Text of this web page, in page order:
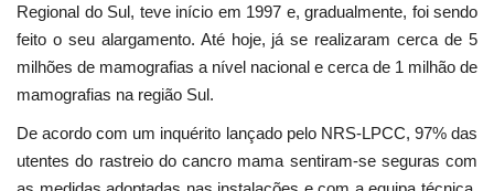
Regional do Sul, teve início em 1997 e, gradualmente, foi sendo
feito o seu alargamento. Até hoje, já se realizaram cerca de 5
milhões de mamografias a nível nacional e cerca de 1 milhão de
mamografias na região Sul.
De acordo com um inquérito lançado pelo NRS-LPCC, 97% das
utentes do rastreio do cancro mama sentiram-se seguras com